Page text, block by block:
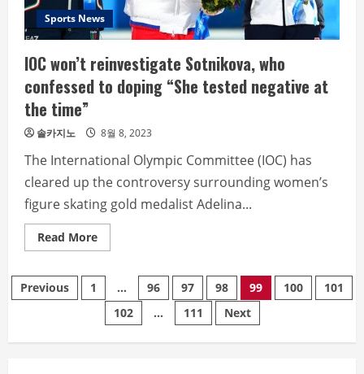
Sports News
IOC won’t reinvestigate Sotnikova, who
confessed to doping “She tested negative at
the time”
솔카지노 8월 8, 2023
The International Olympic Committee (IOC) has
cleared up the controversy surrounding women’s
figure skating gold medalist Adelina...
Read MoreRead
more
won’t
reinvestigate
Sotnikova,
who
confessed
to
글Previous 1 … 96 97 98 99 100
101
102
… 111 Next